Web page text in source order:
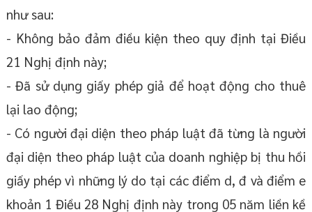
như sau:
- Không bảo đảm điều kiện theo quy định tại Điều
21 Nghị định này;
- Đã sử dụng giấy phép giả để hoạt động cho thuê
lại lao động;
- Có người đại diện theo pháp luật đã từng là người
đại diện theo pháp luật của doanh nghiệp bị thu hồi
giấy phép vì những lý do tại các điểm d, đ và điểm e
khoản 1 Điều 28 Nghị định này trong 05 năm liền kề